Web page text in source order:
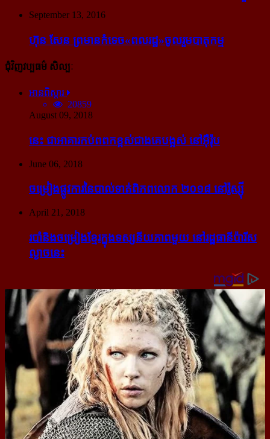
September 13, 2016
ហ៊ុន សែន ព្រមាន​កំទេច​«ពលរដ្ឋ»​ចូលរួម​បាតុកម្ម
ជុំវិញវប្បធម៌ សិល្បៈ
អានពិស្ដារ
20859
August 09, 2018
នេះ ជា​អាគារ​កប់​ពពក​ខ្ពស់​ជាង​គេ​បង្អស់ នៅ​អ៊ឺរ៉ុប
June 06, 2018
ចម្រៀង​ផ្លូវការ​នៃ​បាល់ទាត់​ពិភពលោក ២០១៨ នៅ​រ៉ូស្ស៊ី
April 21, 2018
របាំ​និង​ចម្រៀង​ខ្មែរ​ក្នុង​ទស្សនីយភាព​មួយ នៅ​រដ្ឋធានី​ប៉ារីស​
ល្ងាច​នេះ